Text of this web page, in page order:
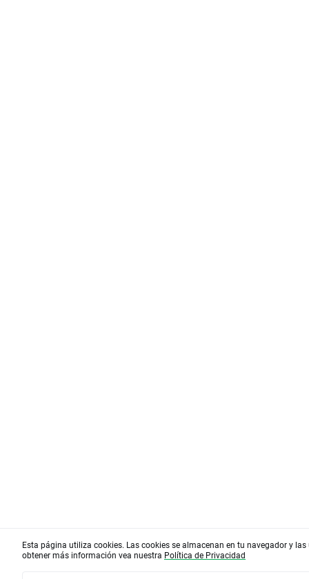
Esta página utiliza cookies. Las cookies se almacenan en tu navegador y
obtener más información vea nuestra Política de Privacidad